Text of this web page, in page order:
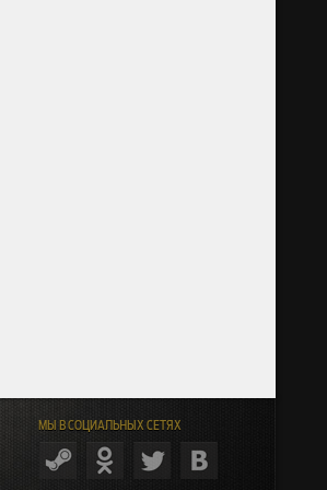
МЫ В СОЦИАЛЬНЫХ СЕТЯХ